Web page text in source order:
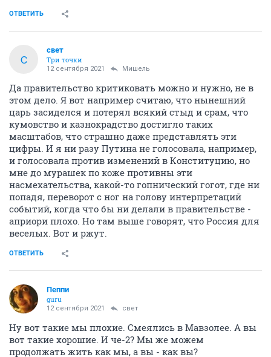
ОТВЕТИТЬ
С
свет
Три точки
12 сентября 2021 Мишель
Да правительство критиковать можно и нужно, не в
этом дело. Я вот например считаю, что нынешний
царь засиделся и потерял всякий стыд и срам, что
кумовство и казнокрадство достигло таких
масштабов, что страшно даже представлять эти
цифры. И я ни разу Путина не голосовала, например,
и голосовала против изменений в Конституцию, но
мне до мурашек по коже противны эти
насмехательства, какой-то гопнический гогот, где ни
попадя, переворот с ног на голову интерпретаций
событий, когда что бы ни делали в правительстве -
априори плохо. Но там выше говорят, что Россия для
веселых. Вот и ржут.
ОТВЕТИТЬ
Пeппи
guru
12 сентября 2021 свет
Ну вот такие мы плохие. Смеялись в Мавзолее. А вы
вот такие хорошие. И че-2? Мы же можем
продолжать жить как мы, а вы - как вы?